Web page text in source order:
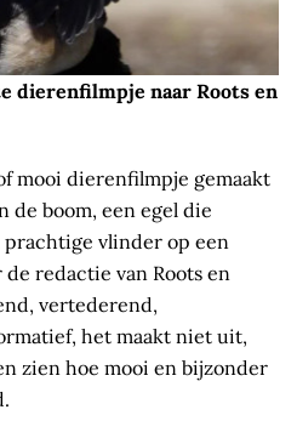
dierenfilmpje naar Roots en
mooi dierenfilmpje gemaakt
de boom, een egel die
vlinder op een
redactie van Roots en
vertederend,
het maakt niet uit,
zien hoe mooi en bijzonder